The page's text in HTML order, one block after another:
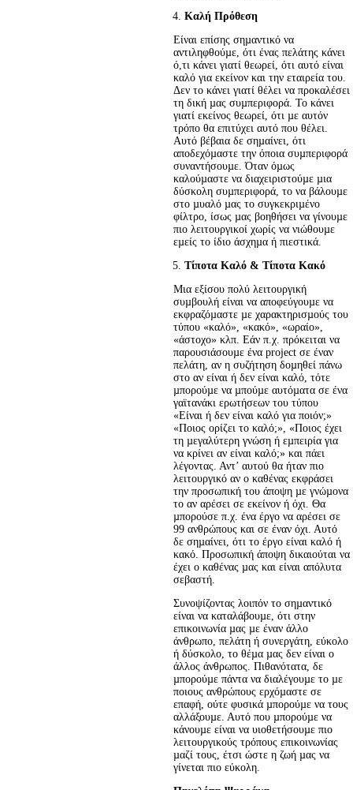
Καλή Πρόθεση
Είναι επίσης σηµαντικό να
αντιληφθούµε, ότι ένας πελάτης κάνει
ό,τι κάνει γιατί θεωρεί, ότι αυτό είναι
καλό για εκείνον και την εταιρεία του.
Δεν το κάνει γιατί θέλει να προκαλέσει
τη δική µας συµπεριφορά. Το κάνει
γιατί εκείνος θεωρεί, ότι µε αυτόν
τρόπο θα επιτύχει αυτό που θέλει.
Αυτό βέβαια δε σηµαίνει, ότι
αποδεχόµαστε την όποια συµπεριφορά
συναντήσουµε. Όταν όµως
καλούµαστε να διαχειριστούµε µια
δύσκολη συµπεριφορά, το να βάλουµε
στο µυαλό µας το συγκεκριµένο
φίλτρο, ίσως µας βοηθήσει να γίνουµε
πιο λειτουργικοί χωρίς να νιώθουµε
εµείς το ίδιο άσχηµα ή πιεστικά.
Τίποτα Καλό & Τίποτα Κακό
Μια εξίσου πολύ λειτουργική
συµβουλή είναι να αποφεύγουµε να
εκφραζόµαστε µε χαρακτηρισµούς του
τύπου «καλό», «κακό», «ωραίο»,
«άστοχο» κλπ. Εάν π.χ. πρόκειται να
παρουσιάσουµε ένα project σε έναν
πελάτη, αν η συζήτηση δοµηθεί πάνω
στο αν είναι ή δεν είναι καλό, τότε
µπορούµε να µπούµε αυτόµατα σε ένα
γαϊτανάκι ερωτήσεων του τύπου
«Είναι ή δεν είναι καλό για ποιόν;»
«Ποιος ορίζει το καλό;», «Ποιος έχει
τη µεγαλύτερη γνώση ή εµπειρία για
να κρίνει αν είναι καλό;» και πάει
λέγοντας. Αντ’ αυτού θα ήταν πιο
λειτουργικό αν ο καθένας εκφράσει
την προσωπική του άποψη µε γνώµονα
το αν αρέσει σε εκείνον ή όχι. Θα
µπορούσε π.χ. ένα έργο να αρέσει σε
99 ανθρώπους και σε έναν όχι. Αυτό
δε σηµαίνει, ότι το έργο είναι καλό ή
κακό. Προσωπική άποψη δικαιούται να
έχει ο καθένας µας και είναι απόλυτα
σεβαστή.
Συνοψίζοντας λοιπόν το σηµαντικό
είναι να καταλάβουµε, ότι στην
επικοινωνία µας µε έναν άλλο
άνθρωπο, πελάτη ή συνεργάτη, εύκολο
ή δύσκολο, το θέµα µας δεν είναι ο
άλλος άνθρωπος. Πιθανότατα, δε
µπορούµε πάντα να διαλέγουµε το µε
ποιους ανθρώπους ερχόµαστε σε
επαφή, ούτε φυσικά µπορούµε να τους
αλλάξουµε. Αυτό που µπορούµε να
κάνουµε είναι να υιοθετήσουµε πιο
λειτουργικούς τρόπους επικοινωνίας
µαζί τους, έτσι ώστε η ζωή µας να
γίνεται πιο εύκολη.